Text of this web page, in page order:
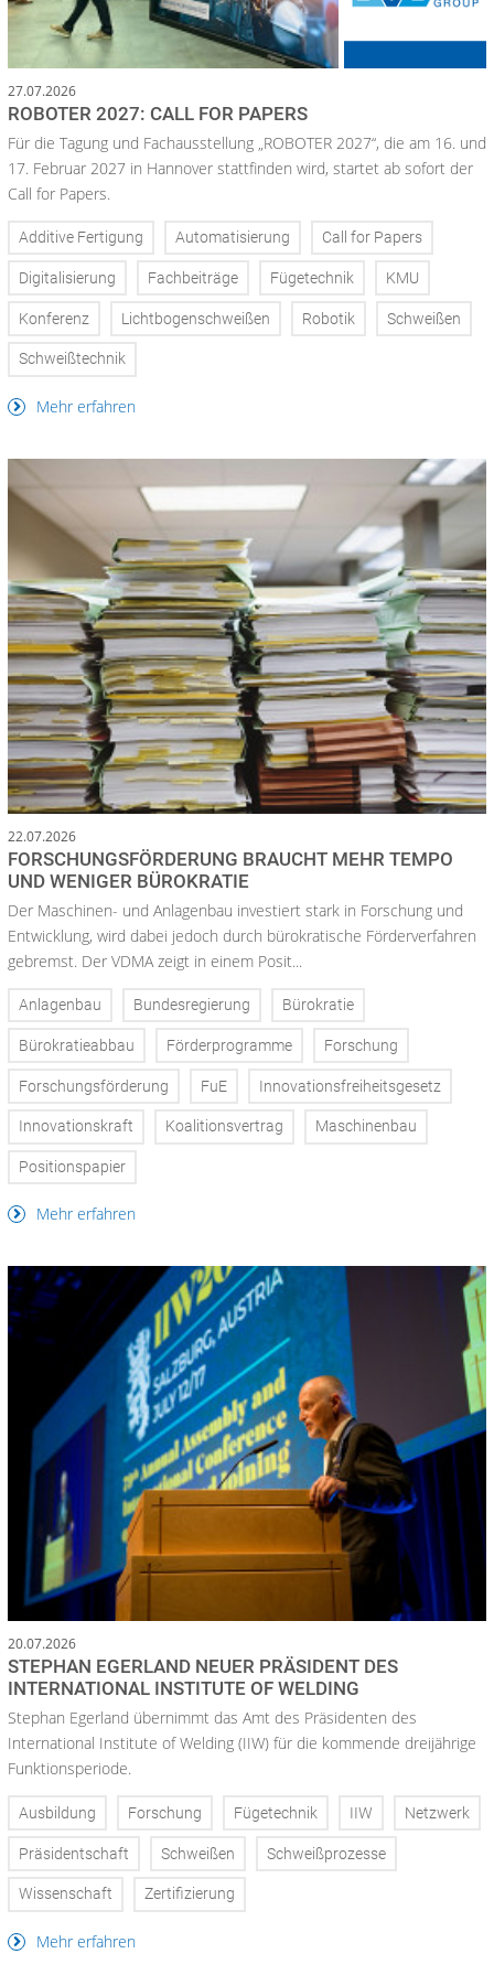
27.07.2026
ROBOTER 2027: CALL FOR PAPERS
Für die Tagung und Fachausstellung „ROBOTER 2027“, die am 16. und
17. Februar 2027 in Hannover stattfinden wird, startet ab sofort der
Call for Papers.
Additive Fertigung Automatisierung Call for Papers
Digitalisierung Fachbeiträge Fügetechnik KMU
Konferenz Lichtbogenschweißen Robotik Schweißen
Schweißtechnik
Mehr erfahren
22.07.2026
FORSCHUNGSFÖRDERUNG BRAUCHT MEHR TEMPO
UND WENIGER BÜROKRATIE
Der Maschinen- und Anlagenbau investiert stark in Forschung und
Entwicklung, wird dabei jedoch durch bürokratische Förderverfahren
gebremst. Der VDMA zeigt in einem Posit...
Anlagenbau Bundesregierung Bürokratie
Bürokratieabbau Förderprogramme Forschung
Forschungsförderung FuE Innovationsfreiheitsgesetz
Innovationskraft Koalitionsvertrag Maschinenbau
Positionspapier
Mehr erfahren
20.07.2026
STEPHAN EGERLAND NEUER PRÄSIDENT DES
INTERNATIONAL INSTITUTE OF WELDING
Stephan Egerland übernimmt das Amt des Präsidenten des
International Institute of Welding (IIW) für die kommende dreijährige
Funktionsperiode.
Ausbildung Forschung Fügetechnik IIW Netzwerk
Präsidentschaft Schweißen Schweißprozesse
Wissenschaft Zertifizierung
Mehr erfahren